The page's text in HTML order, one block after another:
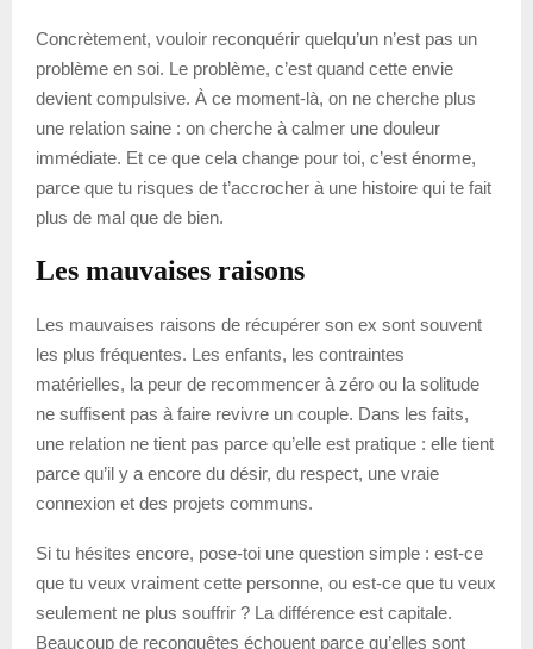
Concrètement, vouloir reconquérir quelqu’un n’est pas un
problème en soi. Le problème, c’est quand cette envie
devient compulsive. À ce moment-là, on ne cherche plus
une relation saine : on cherche à calmer une douleur
immédiate. Et ce que cela change pour toi, c’est énorme,
parce que tu risques de t’accrocher à une histoire qui te fait
plus de mal que de bien.
Les mauvaises raisons
Les mauvaises raisons de récupérer son ex sont souvent
les plus fréquentes. Les enfants, les contraintes
matérielles, la peur de recommencer à zéro ou la solitude
ne suffisent pas à faire revivre un couple. Dans les faits,
une relation ne tient pas parce qu’elle est pratique : elle tient
parce qu’il y a encore du désir, du respect, une vraie
connexion et des projets communs.
Si tu hésites encore, pose-toi une question simple : est-ce
que tu veux vraiment cette personne, ou est-ce que tu veux
seulement ne plus souffrir ? La différence est capitale.
Beaucoup de reconquêtes échouent parce qu’elles sont